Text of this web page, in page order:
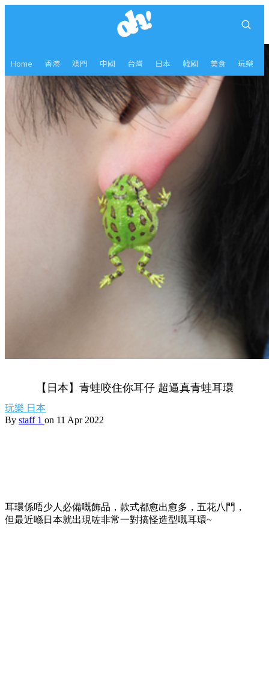
Home 香港 澳門 中國 台灣 日本 韓國 美食 玩樂
【日本】青蛙咬住你耳仔 超逼真青蛙耳環
玩樂 日本
By staff 1 on 11 Apr 2022
耳環係唔少人必備嘅飾品，款式都愈出愈多，五花八門，
但最近喺日本就出現咗非常一對搞怪造型嘅耳環~